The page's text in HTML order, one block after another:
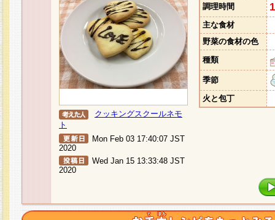
クッキングスクールネモ
ト
Mon Feb 03 17:40:07 JST
2020
Wed Jan 15 13:33:48 JST
2020
調理時間
主な食材
野菜の食材の色
種類
季節
火と包丁